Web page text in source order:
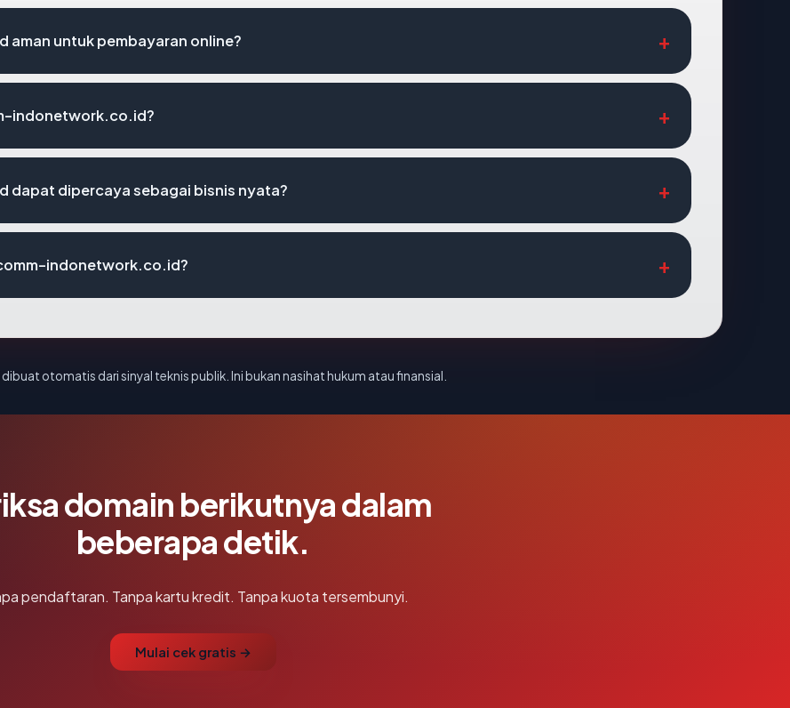
untuk pembayaran online?
indonetwork.co.id?
dipercaya sebagai bisnis nyata?
indonetwork.co.id?
dibuat otomatis dari sinyal teknis publik. Ini bukan nasihat hukum atau finansial.
domain berikutnya dalam
beberapa detik.
pendaftaran. Tanpa kartu kredit. Tanpa kuota tersembunyi.
Mulai cek gratis →